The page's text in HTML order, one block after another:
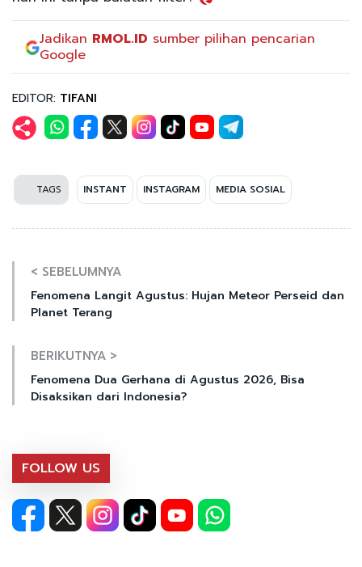
Jadikan RMOL.ID sumber pilihan pencarian
Google
EDITOR: TIFANI
TAGS INSTANT INSTAGRAM MEDIA SOSIAL
< SEBELUMNYA
Fenomena Langit Agustus: Hujan Meteor Perseid dan
Planet Terang
BERIKUTNYA >
Fenomena Dua Gerhana di Agustus 2026, Bisa
Disaksikan dari Indonesia?
FOLLOW US